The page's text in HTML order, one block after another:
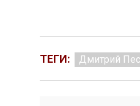
ТЕГИ: Дмитрий